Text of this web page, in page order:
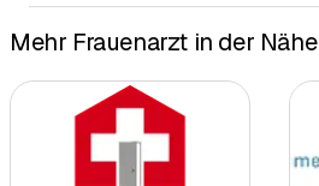
Mehr Frauenarzt in der Nähe